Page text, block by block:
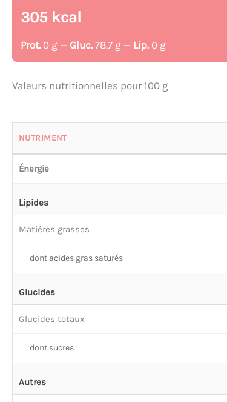
305 kcal
Prot. 0 g — Gluc. 78.7 g — Lip. 0 g
Valeurs nutritionnelles pour 100 g
NUTRIMENT
Énergie
Lipides
Matières grasses
dont acides gras saturés
Glucides
Glucides totaux
dont sucres
Autres